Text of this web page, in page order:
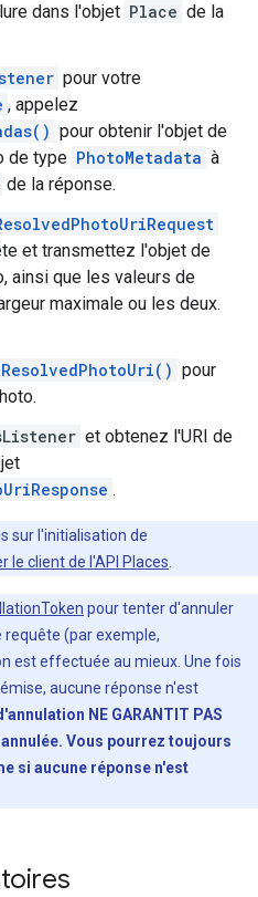
dans l'objet Place de la
pour votre
, appelez
pour obtenir l'objet de
de type PhotoMetadata à
de la réponse.
et transmettez l'objet de
ainsi que les valeurs de
maximale ou les deux.
pour
et obtenez l'URI de
.
sur l'initialisation de
le client de l'API Places
pour tenter d'annuler
requête (par exemple,
est effectuée au mieux. Une fois
aucune réponse n'est
NE GARANTIT PAS
Vous pourrez toujours
si aucune réponse n'est